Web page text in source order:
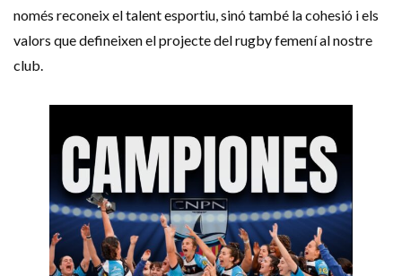
només reconeix el talent esportiu, sinó també la cohesió i els
valors que defineixen el projecte del rugby femení al nostre
club.